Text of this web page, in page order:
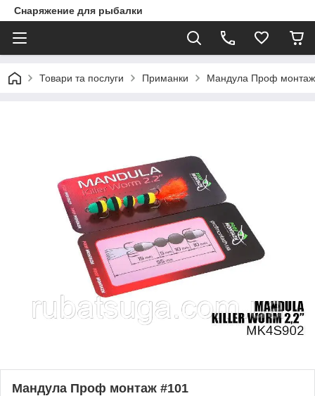
Снаряжение для рыбалки
Товари та послуги Приманки Мандула Проф
Мандула Проф монтаж #101